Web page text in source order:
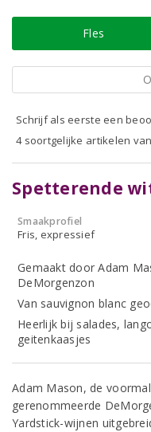
Fles
Schrijf als eerste een
4 soortgelijke artikelen
Spetterende
Smaakprofiel
Fris, expressief
Gemaakt door Adam
DeMorgenzon
Van sauvignon blanc
Heerlijk bij salades,
geitenkaasjes
Adam Mason, de
gerenommeerde
Yardstick-wijnen